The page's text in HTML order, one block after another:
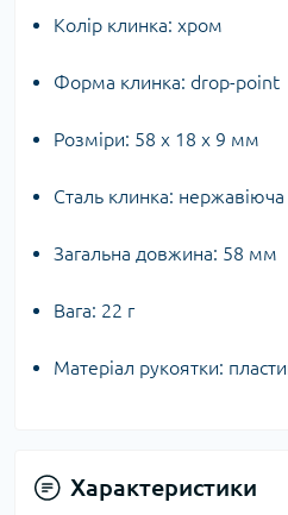
Колір клинка: хром
Форма клинка: drop-point
Розміри: 58 x 18 x 9 мм
Сталь клинка: нержавіюча
Загальна довжина: 58 мм
Вага: 22 г
Матеріал рукоятки:
Характеристики